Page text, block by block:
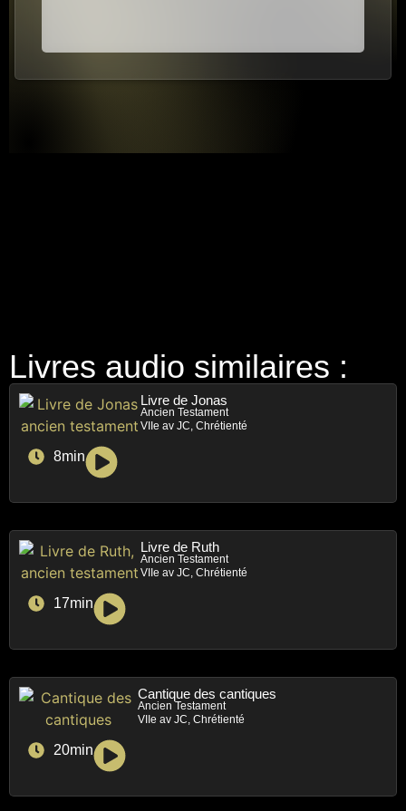
Livres audio similaires :
Livre de Jonas
Ancien Testament
VIIe av JC, Chrétienté
8min
Livre de Ruth
Ancien Testament
VIIe av JC, Chrétienté
17min
Cantique des cantiques
Ancien Testament
VIIe av JC, Chrétienté
20min